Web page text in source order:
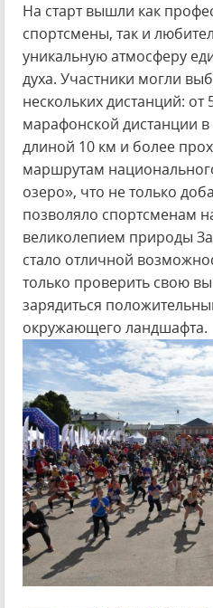
На старт вышли как
спортсмены, так и
уникальную атмосферу
духа. Участники могли
нескольких дистанций: от
марафонской дистанции
длиной 10 км и более
маршрутам
озеро», что не только
позволяло спортсменам
великолепием природы
стало отличной
только проверить свою
зарядиться
окружающего ландшафта.